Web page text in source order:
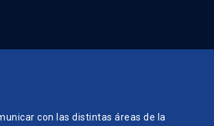
con las distintas áreas de la